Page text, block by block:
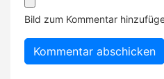
Bild zum Kommentar